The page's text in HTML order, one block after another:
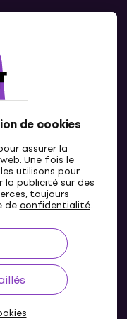
de cookies
assurer la
Une fois le
utilisons pour
la publicité sur des
toujours
deconfidentialité.